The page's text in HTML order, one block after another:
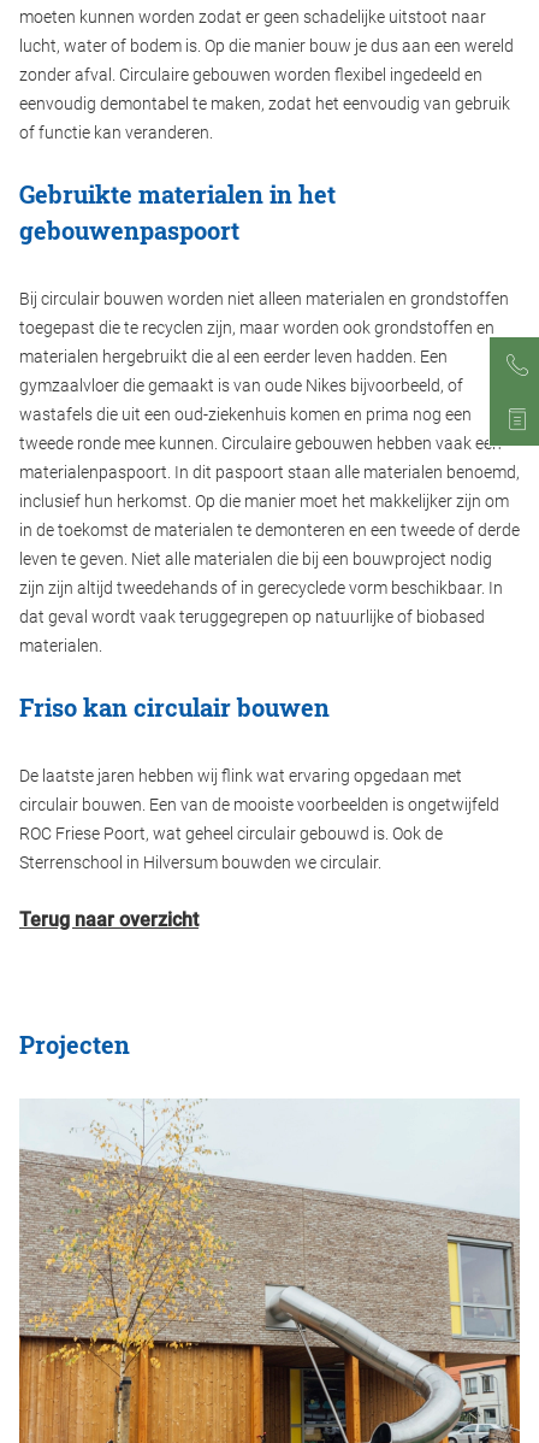
moeten kunnen worden zodat er geen schadelijke uitstoot naar
lucht, water of bodem is. Op die manier bouw je dus aan een wereld
zonder afval. Circulaire gebouwen worden flexibel ingedeeld en
eenvoudig demontabel te maken, zodat het eenvoudig van gebruik
of functie kan veranderen.
Gebruikte materialen in het
gebouwenpaspoort
Bij circulair bouwen worden niet alleen materialen en grondstoffen
toegepast die te recyclen zijn, maar worden ook grondstoffen en
materialen hergebruikt die al een eerder leven hadden. Een
gymzaalvloer die gemaakt is van oude Nikes bijvoorbeeld, of
wastafels die uit een oud-ziekenhuis komen en prima nog een
tweede ronde mee kunnen. Circulaire gebouwen hebben vaak een
materialenpaspoort. In dit paspoort staan alle materialen benoemd,
inclusief hun herkomst. Op die manier moet het makkelijker zijn om
in de toekomst de materialen te demonteren en een tweede of derde
leven te geven. Niet alle materialen die bij een bouwproject nodig
zijn zijn altijd tweedehands of in gerecyclede vorm beschikbaar. In
dat geval wordt vaak teruggegrepen op natuurlijke of biobased
materialen.
Friso kan circulair bouwen
De laatste jaren hebben wij flink wat ervaring opgedaan met
circulair bouwen. Een van de mooiste voorbeelden is ongetwijfeld
ROC Friese Poort, wat geheel circulair gebouwd is. Ook de
Sterrenschool in Hilversum bouwden we circulair.
Terug naar overzicht
Projecten